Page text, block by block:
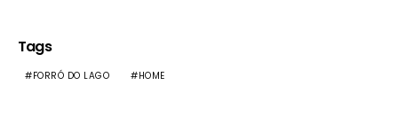
Tags
FORRÓ DO LAGO HOME